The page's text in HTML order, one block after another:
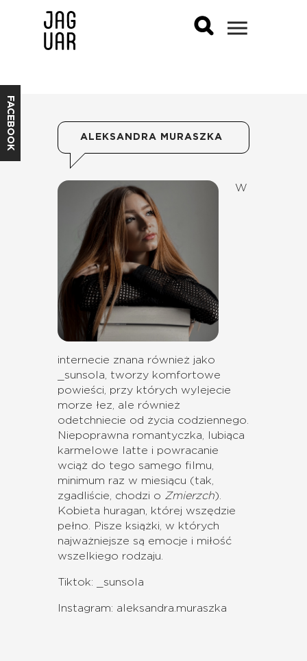
FACEBOOK ALEKSANDRA MURASZKA
W
internecie znana również jako
_sunsola, tworzy komfortowe
powieści, przy których wylejecie
morze łez, ale również
odetchniecie od życia codziennego.
Niepoprawna romantyczka, lubiąca
karmelowe latte i powracanie
wciąż do tego samego filmu,
minimum raz w miesiącu (tak,
zgadliście, chodzi o Zmierzch).
Kobieta huragan, której wszędzie
pełno. Pisze książki, w których
najważniejsze są emocje i miłość
wszelkiego rodzaju.
Tiktok: _sunsola
Instagram: aleksandra.muraszka